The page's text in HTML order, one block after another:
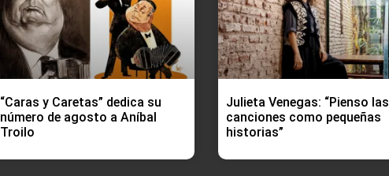
“Caras y Caretas” dedica su
número de agosto a Aníbal
Troilo
Julieta Venegas: “Pienso las
canciones como pequeñas
historias”